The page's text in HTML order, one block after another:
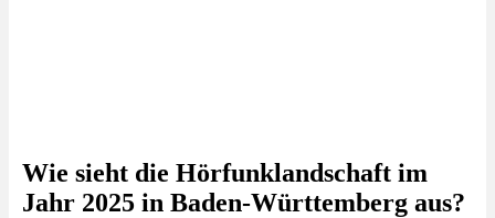
Wie sieht die Hörfunklandschaft im
Jahr 2025 in Baden-Württemberg aus?